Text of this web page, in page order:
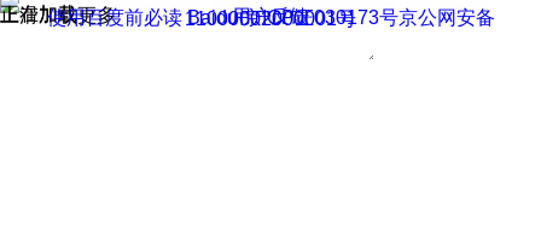
正在加载
上滑加载更多 用户反馈
使用百度前必读 Baidu 京ICP证030173号
京公网安备11000002000001号